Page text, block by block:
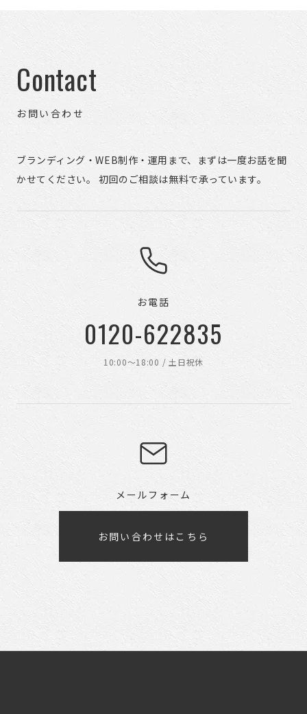
Contact
お問い合わせ
ブランディング・WEB制作・運用まで、まずは一度お話を聞
かせてください。 初回のご相談は無料で承っています。
お電話
0120-622835
10:00〜18:00 / 土日祝休
メールフォーム
お問い合わせはこちら